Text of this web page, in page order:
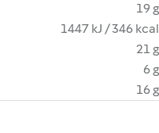
19 g
1447 kJ / 346 kcal
21 g
6 g
16 g